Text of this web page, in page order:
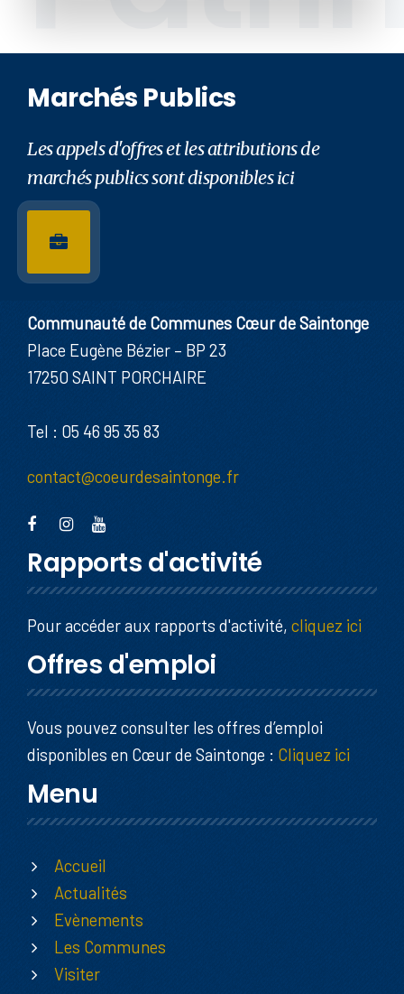
Marchés Publics
Les appels d'offres et les attributions de
marchés publics sont disponibles ici
Communauté de Communes Cœur de Saintonge
Place Eugène Bézier – BP 23
17250 SAINT PORCHAIRE
Tel : 05 46 95 35 83
contact@coeurdesaintonge.fr
Rapports d'activité
Pour accéder aux rapports d'activité, cliquez ici
Offres d'emploi
Vous pouvez consulter les offres d’emploi
disponibles en Cœur de Saintonge : Cliquez ici
Menu
Accueil
Actualités
Evènements
Les Communes
Visiter